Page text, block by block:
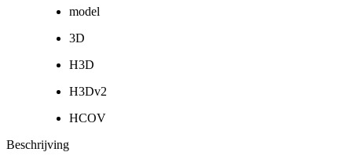
model
3D
H3D
H3Dv2
HCOV
Beschrijving